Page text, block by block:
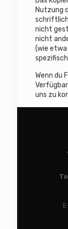
Nutzung
nicht
nicht
(wie etwa
Wenn du
uns zu